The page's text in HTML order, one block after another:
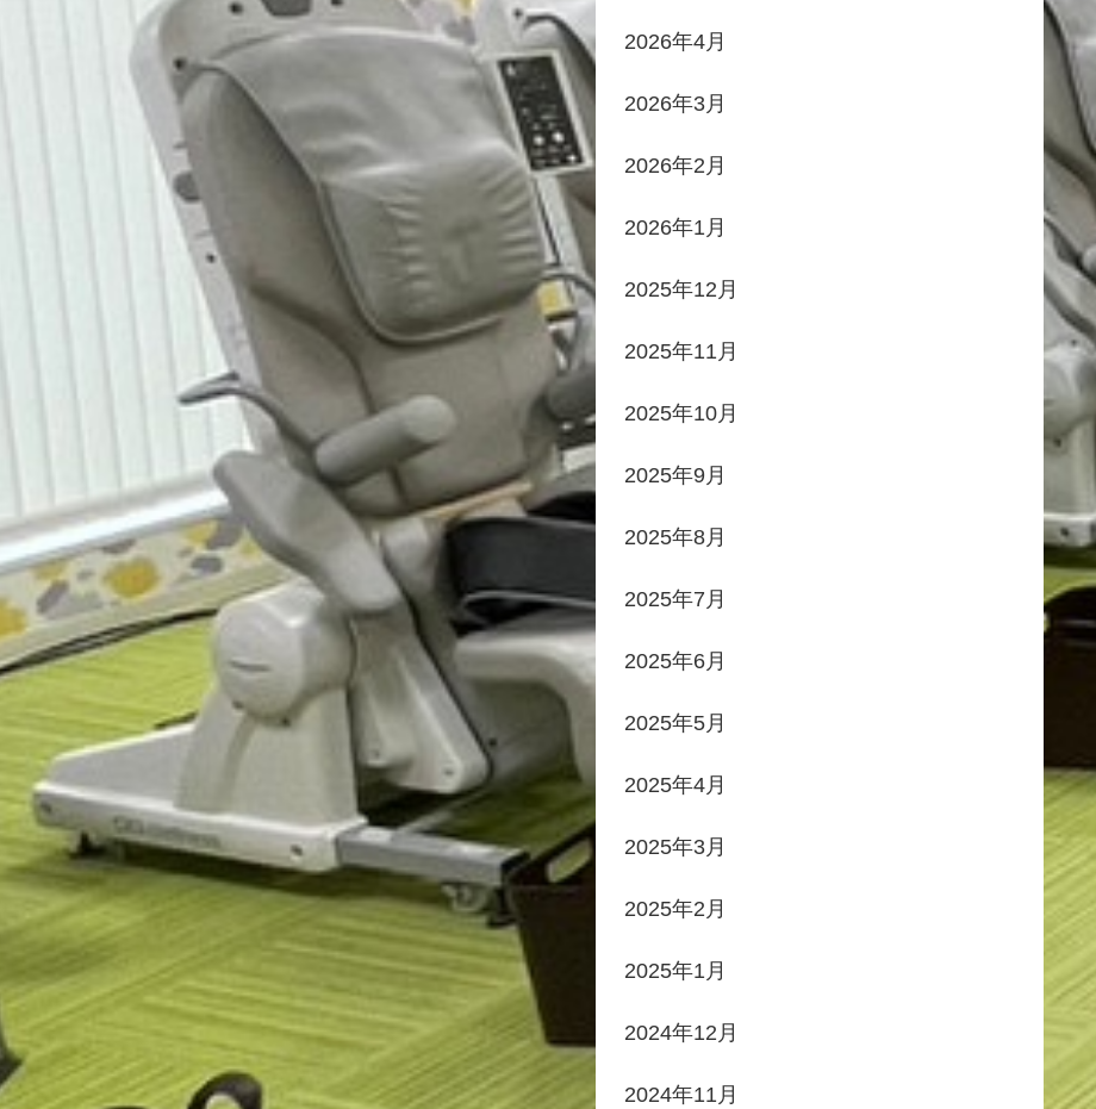
2026年4月
2026年3月
2026年2月
2026年1月
2025年12月
2025年11月
2025年10月
2025年9月
2025年8月
2025年7月
2025年6月
2025年5月
2025年4月
2025年3月
2025年2月
2025年1月
2024年12月
2024年11月